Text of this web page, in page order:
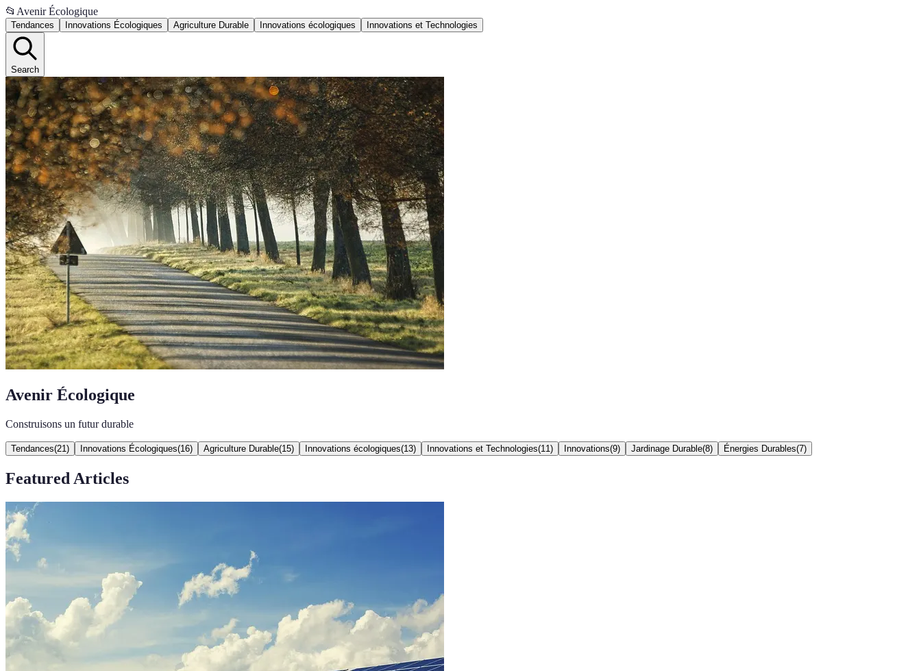
📂 Avenir Écologique
Tendances Innovations Écologiques Agriculture Durable Innovations écologiques Innovations et Technologies
Search
Avenir Écologique
Construisons un futur durable
Tendances(21 ) Innovations Écologiques(16) Agriculture Durable(15) Innovations écologiques(13) Innovations et Technologies(11 ) Innovations(9) Jardinage Durable(8) Énergies Durables(7)
Featured Articles